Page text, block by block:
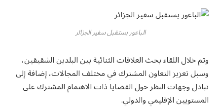
الباعور يستقبل سفير الجزائر
وتم خلال اللقاء بحث العلاقات الثنائية بين البلدين الشقيقين،
وسبل تعزيز التعاون المشترك في مختلف المجالات، إضافة إلى
تبادل وجهات النظر حول القضايا ذات الاهتمام المشترك على
المستويين الإقليمي والدولي.